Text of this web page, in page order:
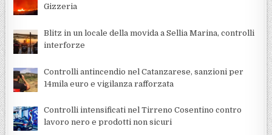
Gizzeria
Blitz in un locale della movida a Sellia Marina, controlli
interforze
Controlli antincendio nel Catanzarese, sanzioni per
14mila euro e vigilanza rafforzata
Controlli intensificati nel Tirreno Cosentino contro
lavoro nero e prodotti non sicuri